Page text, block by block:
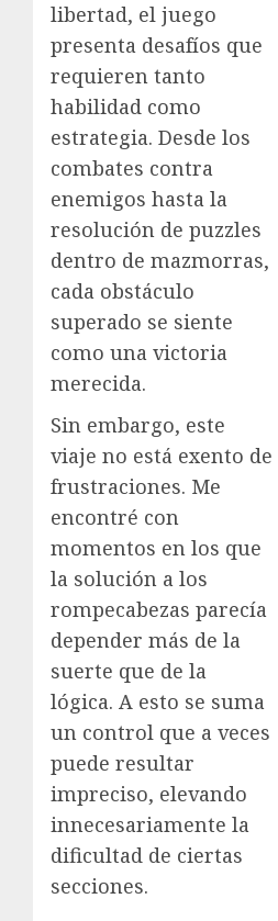
libertad, el juego
presenta desafíos que
requieren tanto
habilidad como
estrategia. Desde los
combates contra
enemigos hasta la
resolución de puzzles
dentro de mazmorras,
cada obstáculo
superado se siente
como una victoria
merecida.
Sin embargo, este
viaje no está exento de
frustraciones. Me
encontré con
momentos en los que
la solución a los
rompecabezas parecía
depender más de la
suerte que de la
lógica. A esto se suma
un control que a veces
puede resultar
impreciso, elevando
innecesariamente la
dificultad de ciertas
secciones.